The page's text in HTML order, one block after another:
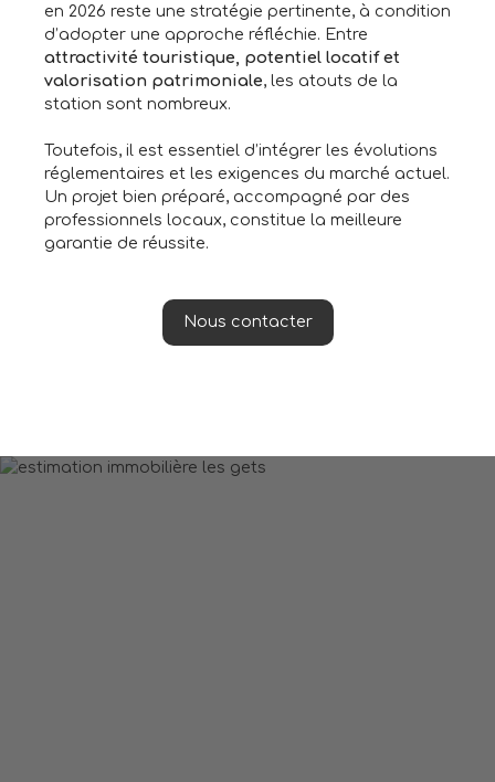
en 2026 reste une stratégie pertinente, à condition
d’adopter une approche réfléchie. Entre
attractivité touristique, potentiel locatif et
valorisation patrimoniale, les atouts de la
station sont nombreux.
Toutefois, il est essentiel d’intégrer les évolutions
réglementaires et les exigences du marché actuel.
Un projet bien préparé, accompagné par des
professionnels locaux, constitue la meilleure
garantie de réussite.
Nous contacter